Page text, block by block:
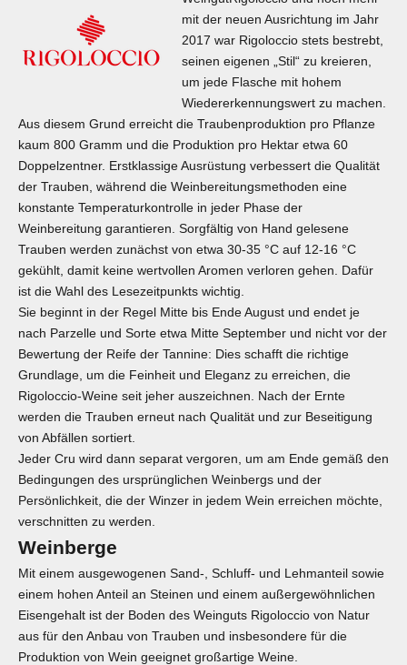
mit der neuen Ausrichtung im Jahr
2017 war Rigoloccio stets bestrebt,
seinen eigenen „Stil“ zu kreieren,
um jede Flasche mit hohem
Wiedererkennungswert zu machen.
Aus diesem Grund erreicht die Traubenproduktion pro Pflanze
kaum 800 Gramm und die Produktion pro Hektar etwa 60
Doppelzentner. Erstklassige Ausrüstung verbessert die Qualität
der Trauben, während die Weinbereitungsmethoden eine
konstante Temperaturkontrolle in jeder Phase der
Weinbereitung garantieren. Sorgfältig von Hand gelesene
Trauben werden zunächst von etwa 30-35 °C auf 12-16 °C
gekühlt, damit keine wertvollen Aromen verloren gehen. Dafür
ist die Wahl des Lesezeitpunkts wichtig.
Sie beginnt in der Regel Mitte bis Ende August und endet je
nach Parzelle und Sorte etwa Mitte September und nicht vor der
Bewertung der Reife der Tannine: Dies schafft die richtige
Grundlage, um die Feinheit und Eleganz zu erreichen, die
Rigoloccio-Weine seit jeher auszeichnen. Nach der Ernte
werden die Trauben erneut nach Qualität und zur Beseitigung
von Abfällen sortiert.
Jeder Cru wird dann separat vergoren, um am Ende gemäß den
Bedingungen des ursprünglichen Weinbergs und der
Persönlichkeit, die der Winzer in jedem Wein erreichen möchte,
verschnitten zu werden.
Weinberge
Mit einem ausgewogenen Sand-, Schluff- und Lehmanteil sowie
einem hohen Anteil an Steinen und einem außergewöhnlichen
Eisengehalt ist der Boden des Weinguts Rigoloccio von Natur
aus für den Anbau von Trauben und insbesondere für die
Produktion von Wein geeignet großartige Weine.